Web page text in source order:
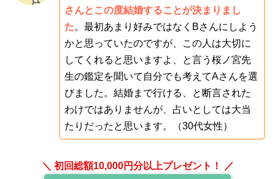
さんとこの度結婚することが決まりまし
た。最初あまり好みではなくBさんにしよう
かと思っていたのですが、この人は大切に
してくれると思いますよ、と言う桜ノ宮先
生の鑑定を聞いて自分でも考えてAさんを選
びました。結婚まで行ける、と断言された
わけではありませんが、占いとしては大当
たりだったと思います。（30代女性）
＼ 初回総額10,000円分以上プレゼント！ ／